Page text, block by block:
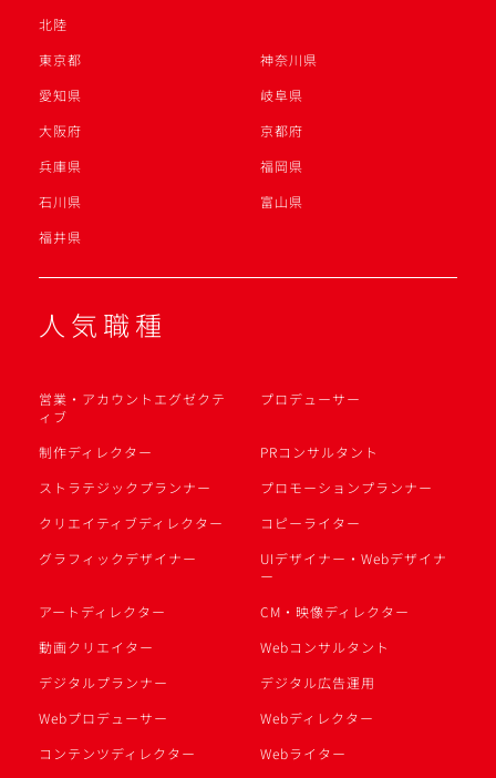
北陸
東京都
神奈川県
愛知県
岐阜県
大阪府
京都府
兵庫県
福岡県
石川県
富山県
福井県
人気職種
営業・アカウントエグゼクテ
ィブ
プロデューサー
制作ディレクター
PRコンサルタント
ストラテジックプランナー
プロモーションプランナー
クリエイティブディレクター
コピーライター
グラフィックデザイナー
UIデザイナー・Webデザイナ
ー
アートディレクター
CM・映像ディレクター
動画クリエイター
Webコンサルタント
デジタルプランナー
デジタル広告運用
Webプロデューサー
Webディレクター
コンテンツディレクター
Webライター